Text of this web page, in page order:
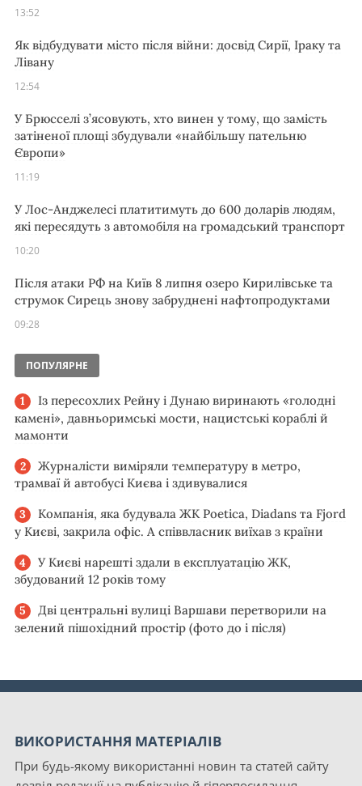
13:52
Як відбудувати місто після війни: досвід Сирії, Іраку та
Лівану
12:54
У Брюсселі з’ясовують, хто винен у тому, що замість
затіненої площі збудували «найбільшу пательню
Європи»
11:19
У Лос-Анджелесі платитимуть до 600 доларів людям,
які пересядуть з автомобіля на громадський транспорт
10:20
Після атаки РФ на Київ 8 липня озеро Кирилівське та
струмок Сирець знову забруднені нафтопродуктами
09:28
ПОПУЛЯРНЕ
Із пересохлих Рейну і Дунаю виринають «голодні
камені», давньоримські мости, нацистські кораблі й
мамонти
Журналісти виміряли температуру в метро,
трамваї й автобусі Києва і здивувалися
Компанія, яка будувала ЖК Poetica, Diadans та Fjord
у Києві, закрила офіс. А співвласник виїхав з країни
У Києві нарешті здали в експлуатацію ЖК,
збудований 12 років тому
Дві центральні вулиці Варшави перетворили на
зелений пішохідний простір (фото до і після)
ВИКОРИСТАННЯ МАТЕРІАЛІВ
При будь-якому використанні новин та статей сайту